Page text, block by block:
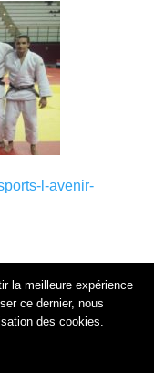
l-avenir-
la meilleure expérience
ce dernier, nous
des cookies.